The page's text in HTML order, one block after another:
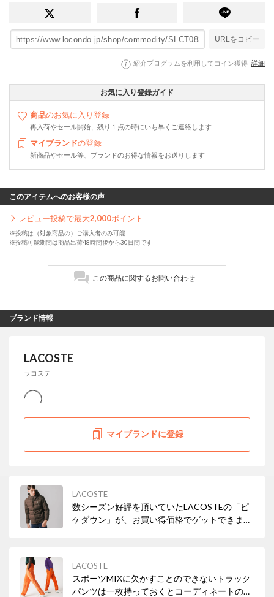
URLをコピー
紹介プログラムを利用してコイン獲得 詳細
お気に入り登録ガイド
商品のお気に入り登録
再入荷やセール開始、残り１点の時にいち早くご連絡します
マイブランドの登録
新商品やセール等、ブランドのお得な情報をお送りします
このアイテムへのお客様の声
レビュー投稿で最大2,000ポイント
※投稿は（対象商品の）ご購入者のみ可能
※投稿可能期間は商品出荷48時間後から30日間です
この商品に関するお問い合わせ
ブランド情報
LACOSTE
ラコステ
マイブランドに登録
LACOSTE
数シーズン好評を頂いていたLACOSTEの「ピ
ケダウン」が、お買い得価格でゲットできま
LACOSTE
スポーツMIXに欠かすことのできないトラック
パンツは一枚持っておくとコーディネートの幅